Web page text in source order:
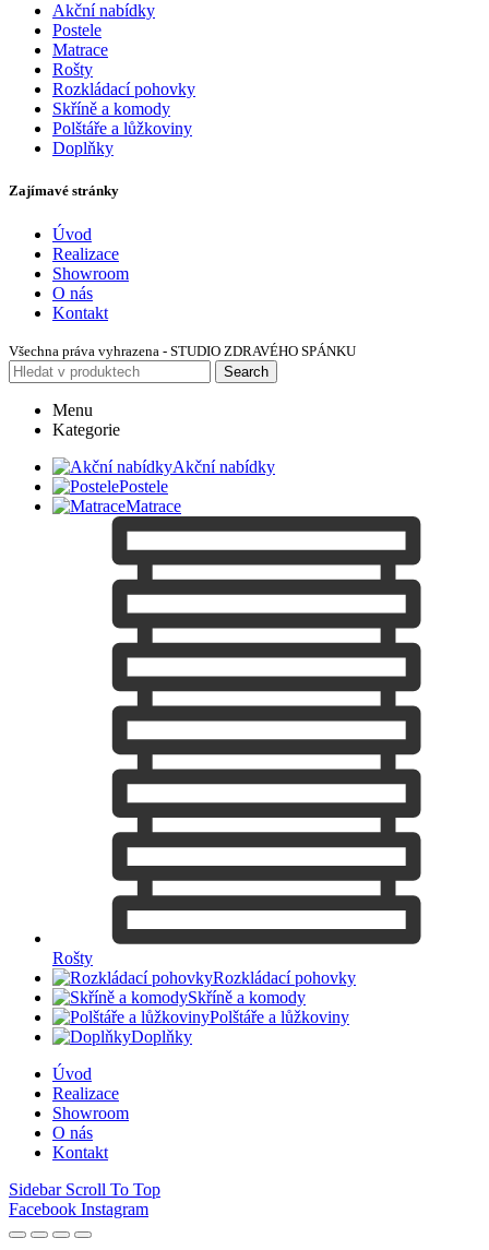
Akční nabídky
Postele
Matrace
Rošty
Rozkládací pohovky
Skříně a komody
Polštáře a lůžkoviny
Doplňky
Zajímavé stránky
Úvod
Realizace
Showroom
O nás
Kontakt
Všechna práva vyhrazena - STUDIO ZDRAVÉHO SPÁNKU
Search
Menu
Kategorie
Akční nabídky
Postele
Matrace
Rošty
Rozkládací pohovky
Skříně a komody
Polštáře a lůžkoviny
Doplňky
Úvod
Realizace
Showroom
O nás
Kontakt
Sidebar Scroll To Top
Facebook Instagram